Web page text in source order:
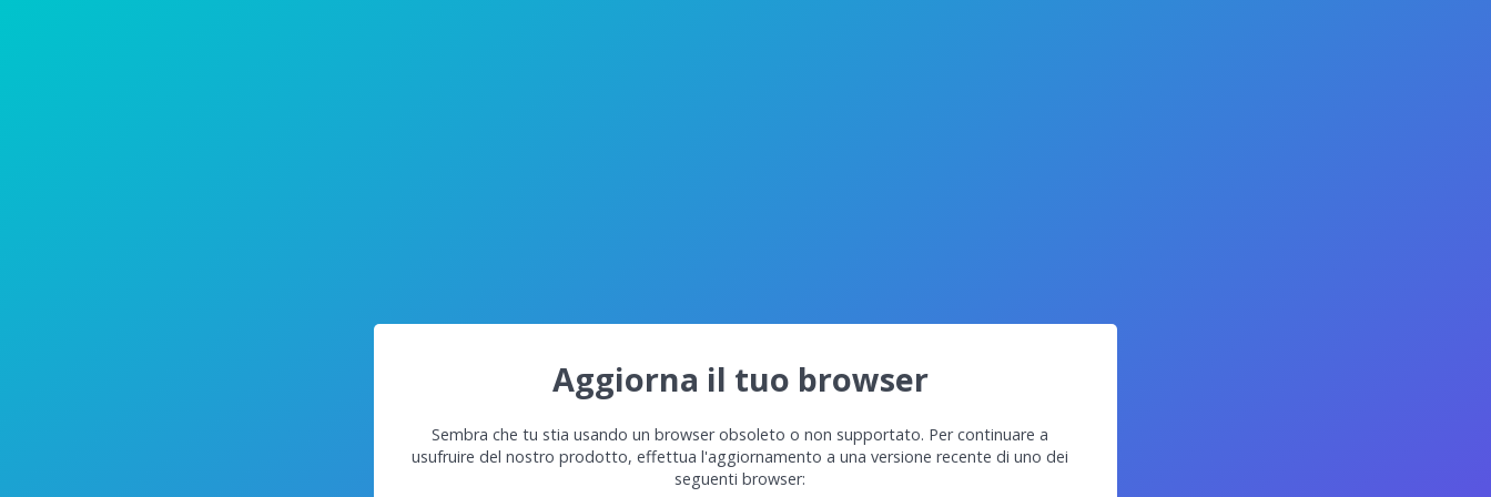
Aggiorna il tuo browser
Sembra che tu stia usando un browser obsoleto o non supportato. Per continuare a
usufruire del nostro prodotto, effettua l'aggiornamento a una versione recente di uno dei
seguenti browser: